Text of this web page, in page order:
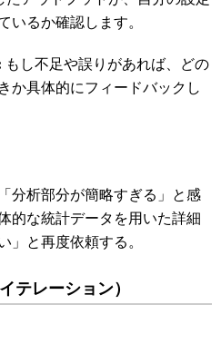
いるか確認します。
もし不足や誤りがあれば、どの
か具体的にフィードバックし
分析部分が簡略すぎる」と感
的な統計データを用いた詳細
」と再度依頼する。
テレーション）